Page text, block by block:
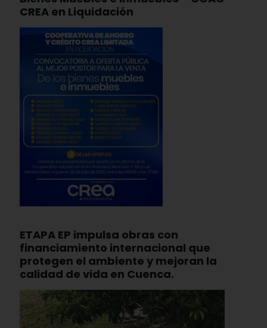
CREA en Liquidación
ETAPA EP impulsa obras con
financiamiento internacional que
protegen el ambiente y mejoran la
calidad de vida en Cuenca.